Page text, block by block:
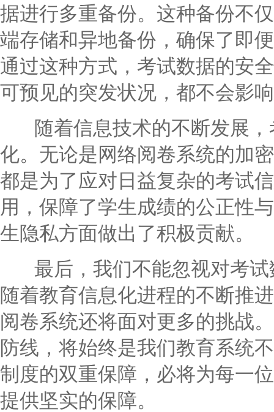
据进行多重备份。这种备份不
端存储和异地备份，确保了即
通过这种方式，考试数据的安
可预见的突发状况，都不会影
随着信息技术的不断发展，
化。无论是网络阅卷系统的加
都是为了应对日益复杂的考试
用，保障了学生成绩的公正性
生隐私方面做出了积极贡献。
最后，我们不能忽视对考试
随着教育信息化进程的不断推
阅卷系统还将面对更多的挑战
防线，将始终是我们教育系统
制度的双重保障，必将为每一
提供坚实的保障。